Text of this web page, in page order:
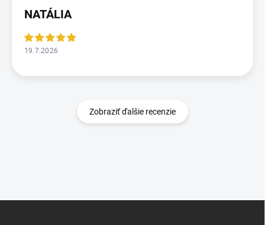
NATÁLIA
19.7.2026
Zobraziť ďalšie recenzie